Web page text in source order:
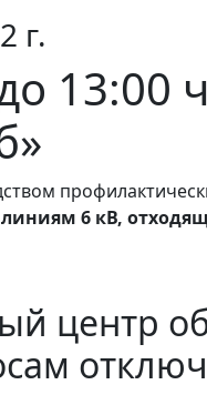
г.
6 кВ,
центр